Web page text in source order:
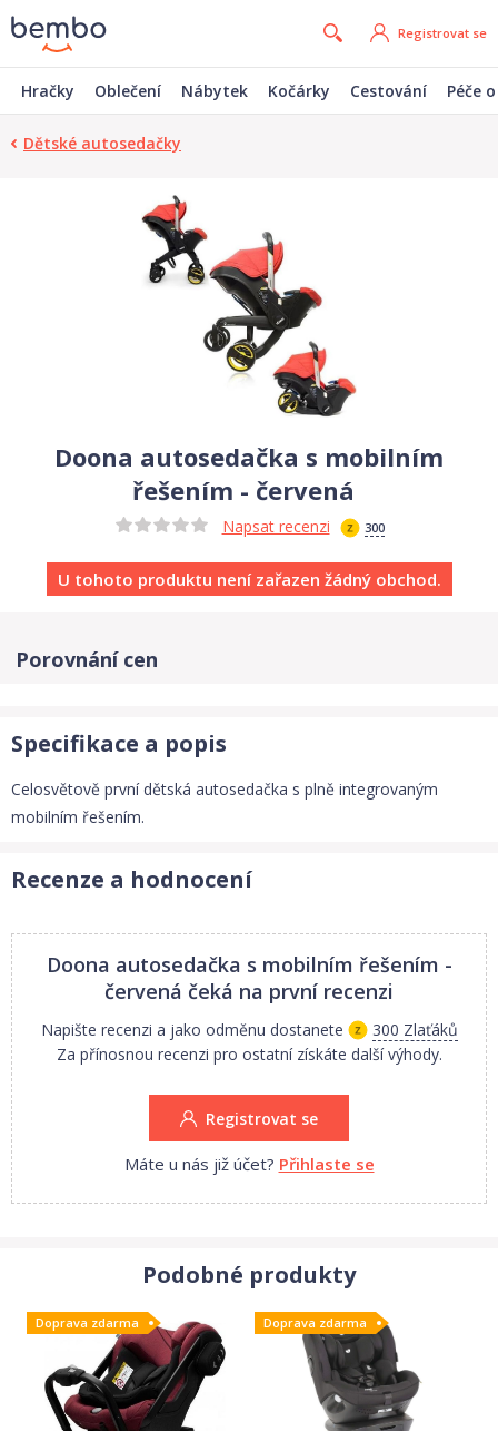
Registrovat se
Hračky Oblečení Nábytek Kočárky Cestování Péče
Dětské autosedačky
Doona autosedačka s mobilním
řešením - červená
Napsat recenzi 300
U tohoto produktu není zařazen žádný obchod.
Porovnání cen
Specifikace a popis
Celosvětově první dětská autosedačka s plně integrovaným
mobilním řešením.
Recenze a hodnocení
Doona autosedačka s mobilním řešením -
červená čeká na první recenzi
Napište recenzi a jako odměnu dostanete
300 Zlaťáků
Za přínosnou recenzi pro ostatní získáte další výhody.
Registrovat se
Máte u nás již účet? Přihlaste se
Podobné produkty
Doprava zdarma Doprava zdarma